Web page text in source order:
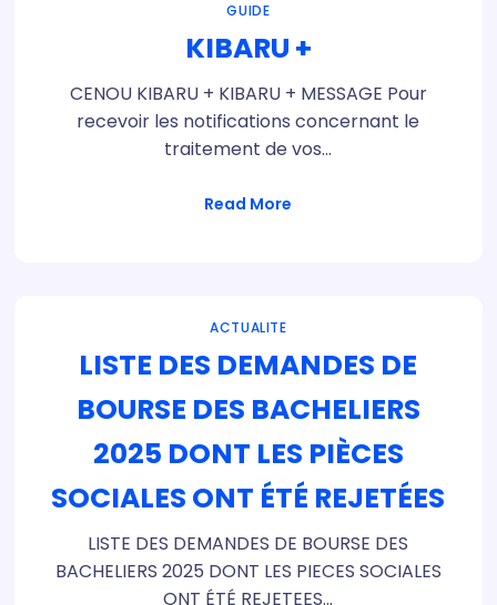
GUIDE
KIBARU +
CENOU KIBARU + KIBARU + MESSAGE Pour
recevoir les notifications concernant le
traitement de vos…
Read More
ACTUALITE
LISTE DES DEMANDES DE
BOURSE DES BACHELIERS
2025 DONT LES PIÈCES
SOCIALES ONT ÉTÉ REJETÉES
LISTE DES DEMANDES DE BOURSE DES
BACHELIERS 2025 DONT LES PIECES SOCIALES
ONT ÉTÉ REJETEES…